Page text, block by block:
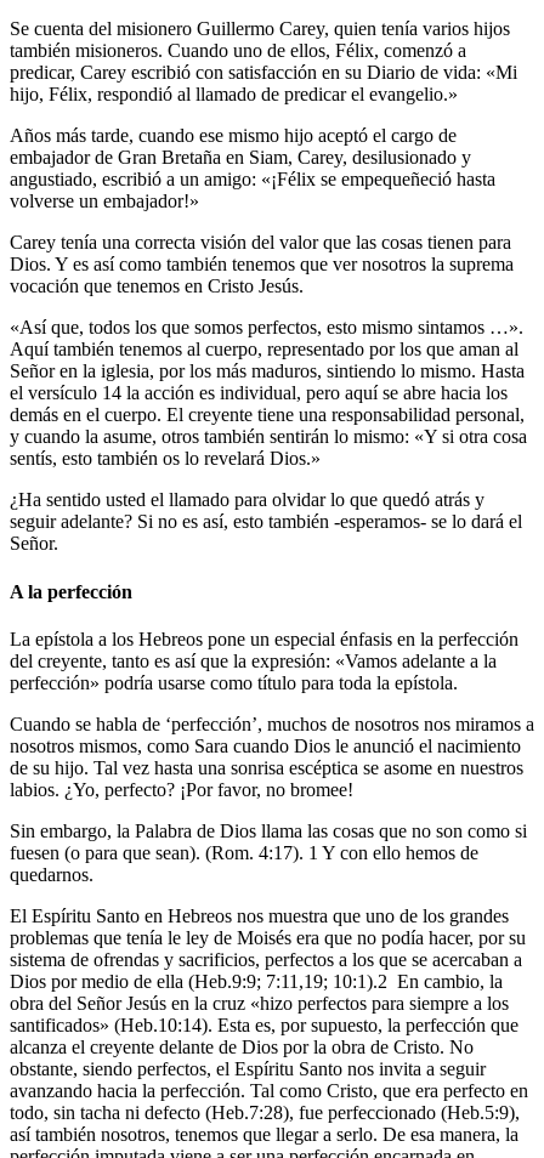
Se cuenta del misionero Guillermo Carey, quien tenía varios hijos
también misioneros. Cuando uno de ellos, Félix, comenzó a
predicar, Carey escribió con satisfacción en su Diario de vida: «Mi
hijo, Félix, respondió al llamado de predicar el evangelio.»
Años más tarde, cuando ese mismo hijo aceptó el cargo de
embajador de Gran Bretaña en Siam, Carey, desilusionado y
angustiado, escribió a un amigo: «¡Félix se empequeñeció hasta
volverse un embajador!»
Carey tenía una correcta visión del valor que las cosas tienen para
Dios. Y es así como también tenemos que ver nosotros la suprema
vocación que tenemos en Cristo Jesús.
«Así que, todos los que somos perfectos, esto mismo sintamos …».
Aquí también tenemos al cuerpo, representado por los que aman al
Señor en la iglesia, por los más maduros, sintiendo lo mismo. Hasta
el versículo 14 la acción es individual, pero aquí se abre hacia los
demás en el cuerpo. El creyente tiene una responsabilidad personal,
y cuando la asume, otros también sentirán lo mismo: «Y si otra cosa
sentís, esto también os lo revelará Dios.»
¿Ha sentido usted el llamado para olvidar lo que quedó atrás y
seguir adelante? Si no es así, esto también -esperamos- se lo dará el
Señor.
A la perfección
La epístola a los Hebreos pone un especial énfasis en la perfección
del creyente, tanto es así que la expresión: «Vamos adelante a la
perfección» podría usarse como título para toda la epístola.
Cuando se habla de ‘perfección’, muchos de nosotros nos miramos a
nosotros mismos, como Sara cuando Dios le anunció el nacimiento
de su hijo. Tal vez hasta una sonrisa escéptica se asome en nuestros
labios. ¿Yo, perfecto? ¡Por favor, no bromee!
Sin embargo, la Palabra de Dios llama las cosas que no son como si
fuesen (o para que sean). (Rom. 4:17). 1 Y con ello hemos de
quedarnos.
El Espíritu Santo en Hebreos nos muestra que uno de los grandes
problemas que tenía le ley de Moisés era que no podía hacer, por su
sistema de ofrendas y sacrificios, perfectos a los que se acercaban a
Dios por medio de ella (Heb.9:9; 7:11,19; 10:1).2 En cambio, la
obra del Señor Jesús en la cruz «hizo perfectos para siempre a los
santificados» (Heb.10:14). Esta es, por supuesto, la perfección que
alcanza el creyente delante de Dios por la obra de Cristo. No
obstante, siendo perfectos, el Espíritu Santo nos invita a seguir
avanzando hacia la perfección. Tal como Cristo, que era perfecto en
todo, sin tacha ni defecto (Heb.7:28), fue perfeccionado (Heb.5:9),
así también nosotros, tenemos que llegar a serlo. De esa manera, la